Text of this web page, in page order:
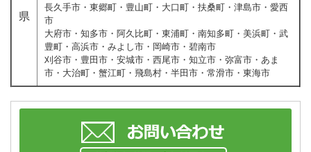
県
長久手市・東郷町・豊山町・大口町・扶桑町・津島市・愛西
市
大府市・知多市・阿久比町・東浦町・南知多町・美浜町・武
豊町・高浜市・みよし市・岡崎市・碧南市
刈谷市・豊田市・安城市・西尾市・知立市・弥富市・あま
市・大治町・蟹江町・飛島村・半田市・常滑市・東海市